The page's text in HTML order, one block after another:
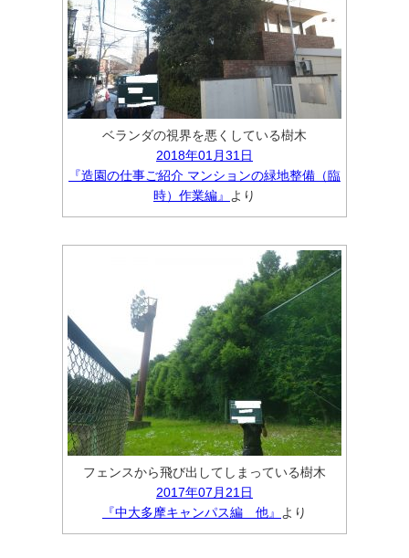
ベランダの視界を悪くしている樹木
2018年01月31日
『造園の仕事ご紹介 マンションの緑地整備（臨
時）作業編』
より
フェンスから飛び出してしまっている樹木
2017年07月21日
『中大多摩キャンパス編 他』
より